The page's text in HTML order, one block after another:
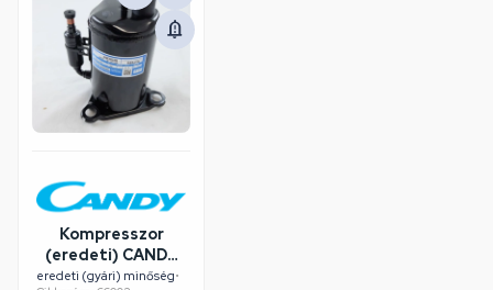
Kompresszor
(eredeti) CANDY
szárítógép
eredeti (gyári) minőség•